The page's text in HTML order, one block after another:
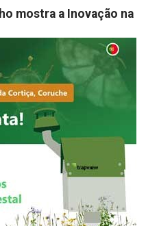
mostra a Inovação na